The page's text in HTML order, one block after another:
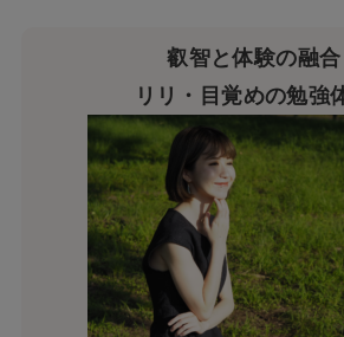
叡智と体験の融合
リリ・目覚めの勉強